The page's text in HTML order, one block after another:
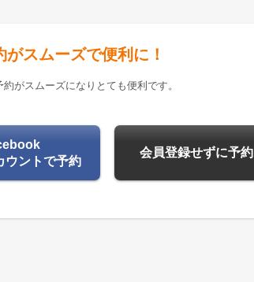
ビス特典
スムーズで便利に！
がスムーズになりとても便利です。
ウントで予約
会員登録せずに予約